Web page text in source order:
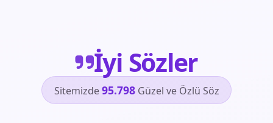
İyi Sözler
Sitemizde95.798Güzel ve Özlü Söz